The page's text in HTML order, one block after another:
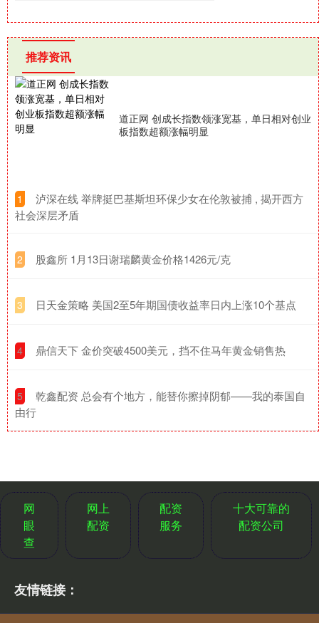
推荐资讯
道正网 创成长指数领涨宽基，单日相对创业
板指数超额涨幅明显
1
​泸深在线 举牌挺巴基斯坦环保少女在伦敦被捕 , 揭开西方
社会深层矛盾
2 ​股鑫所 1月13日谢瑞麟黄金价格1426元/克
3 ​日天金策略 美国2至5年期国债收益率日内上涨10个基点
4 ​鼎信天下 金价突破4500美元，挡不住马年黄金销售热
5
​乾鑫配资 总会有个地方，能替你擦掉阴郁——我的泰国自
由行
网
眼
查
网上
配资
配资
服务
十大可靠的
配资公司
友情链接：